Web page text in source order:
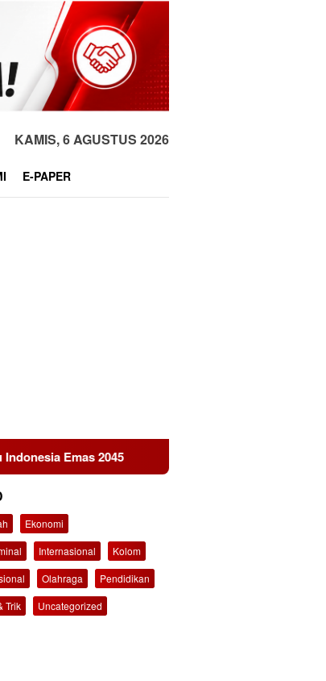
KAMIS, 6 AGUSTUS 2026
E-PAPER
2045 KEMAKI Geruduk Kejati Jatim, Desak
Ekonomi
Internasional
Kolom
Olahraga
Pendidikan
Trik Uncategorized